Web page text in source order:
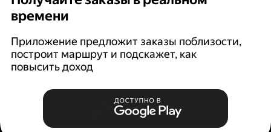
времени
Приложение предложит заказы поблизости,
построит маршрут и подскажет, как
повысить доход